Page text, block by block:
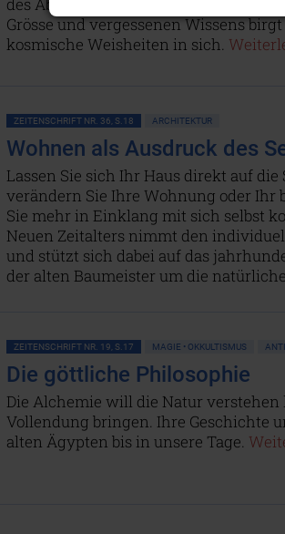
Grösse und vergessenen Wissens
kosmische Weisheiten in sich.
ZEITENSCHRIFT NR. 36, S.18 ARCHITEKTUR
Wohnen als Ausdruck des
Lassen Sie sich Ihr Haus direkt auf die
verändern Sie Ihre Wohnung oder Ihr
Sie mehr in Einklang mit sich selbst
Neuen Zeitalters nimmt den
und stützt sich dabei auf das
der alten Baumeister um die
ZEITENSCHRIFT NR. 19, S.17 MAGIE • OKKULTISMUS
Die göttliche Philosophie
Die Alchemie will die Natur verstehen
Vollendung bringen. Ihre Geschichte
alten Ägypten bis in unsere Tage.